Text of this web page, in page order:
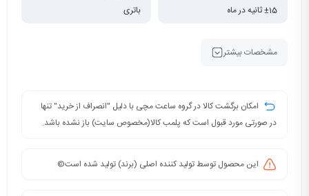
±15 ثانیه در ماه
باتری
مشخصات بیشتر
امکان برگشت کالا در گروه ساعت مچی با دلیل "انصراف از خرید" تنها
در صورتی مورد قبول است که پلمب کالا(مخصوص سایت) باز نشده باشد.
این محصول توسط تولید کننده اصلی (برند) تولید شده است©️